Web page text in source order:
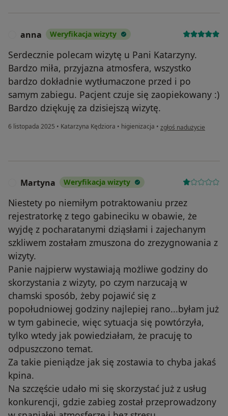
anna Weryfikacja wizyty
Serdecznie polecam wizytę u Pani Katarzyny.
Bardzo miła, przyjazna atmosfera, wszystko
bardzo dokładnie wytłumaczone przed i po
samym zabiegu. Pacjent czuje się zaopiekowany :)
Bardzo dziękuję za dzisiejszą wizytę.
6 listopada 2025 • Katarzyna Kędziora • higienizacja • w opinii użytkownika
zgłoś nadużycie
Martyna Weryfikacja wizyty
Niestety po niemiłym potraktowaniu przez
rejestratorkę z tego gabineciku w obawie, że
wyjdę z pocharatanymi dziąsłami i zajechanym
szkliwem zostałam zmuszona do zrezygnowania z
wizyty.
Panie najpierw wystawiają możliwe godziny do
skorzystania z wizyty, po czym narzucają w
chamski sposób, żeby pojawić się z
popołudniowej godziny najlepiej rano...byłam już
w tym gabinecie, więc sytuacja się powtórzyła,
tylko wtedy jak powiedziałam, że pracuję to
odpuszczono temat.
Za takie pieniądze jak się zostawia to chyba jakaś
kpina.
Na szczęście udało mi się skorzystać już z usług
konkurencji, gdzie zabieg został przeprowadzony